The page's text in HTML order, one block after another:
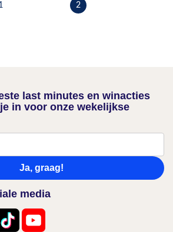
2
last minutes en winacties
in voor onze wekelijkse
Ja, graag!
media